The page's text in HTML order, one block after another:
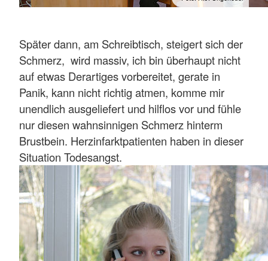
Später dann, am Schreibtisch, steigert sich der
Schmerz, wird massiv, ich bin überhaupt nicht
auf etwas Derartiges vorbereitet, gerate in
Panik, kann nicht richtig atmen, komme mir
unendlich ausgeliefert und hilflos vor und fühle
nur diesen wahnsinnigen Schmerz hinterm
Brustbein. Herzinfarktpatienten haben in dieser
Situation Todesangst.